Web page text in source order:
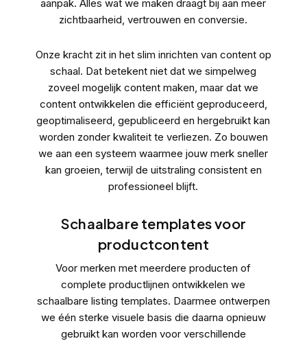
aanpak. Alles wat we maken draagt bij aan meer
zichtbaarheid, vertrouwen en conversie.
Onze kracht zit in het slim inrichten van content op
schaal. Dat betekent niet dat we simpelweg
zoveel mogelijk content maken, maar dat we
content ontwikkelen die efficiënt geproduceerd,
geoptimaliseerd, gepubliceerd en hergebruikt kan
worden zonder kwaliteit te verliezen. Zo bouwen
we aan een systeem waarmee jouw merk sneller
kan groeien, terwijl de uitstraling consistent en
professioneel blijft.
Schaalbare templates voor
productcontent
Voor merken met meerdere producten of
complete productlijnen ontwikkelen we
schaalbare listing templates. Daarmee ontwerpen
we één sterke visuele basis die daarna opnieuw
gebruikt kan worden voor verschillende